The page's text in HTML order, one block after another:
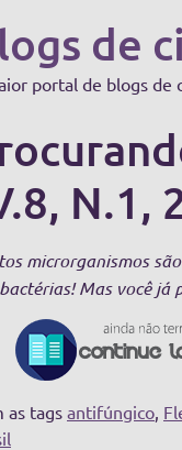
de
de
portal de blogs de
N.1,
microrganismos
Mas você já
as tags antifúngico,